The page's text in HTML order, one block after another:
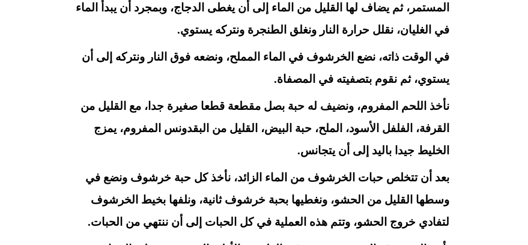
المستمر، ثم يضاف لها القليل من الماء إلى أن يغطى الدجاج، وبمجرد أن يبدأ الماء
في الغليان، نقلل حرارة النار ونغلق الطنجرة ونتركه يستوي.
في الوقت ذاته، نضع الخرشوف في الماء المملح، ونضعه فوق النار ونتركه إلى أن
يستوي، ثم نقوم بتصفيته في المصفاة.
نأخذ اللحم المفروم، ونضيف له حبة بصل مقطعة قطعا صغيرة جدا، مع القليل من
القرفة، الفلفل الأسود، الملح، حبة البيض، القليل من البقدونس المفروم، يمزج
الخليط جيدا باليد إلى أن يتجانس.
بعد أن تتخلص حبات الخرشوف من الماء الزائد، نأخذ كل حبة خرشوف ونضع في
وسطها القليل من الحشو، ونغطيها بحبة خرشوف ثانية، ونلفها بخيط الخرشوف
لتفادي خروج الحشو، وتتم هذه العملية في كل الحبات إلى أن ننتهي من الحبات.